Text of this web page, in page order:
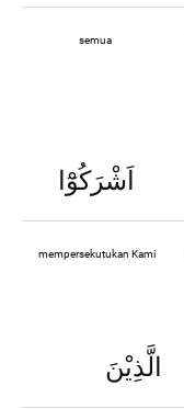
semua
اَشْرَكُوْٓا
mempersekutukan Kami
الَّذِيْنَ